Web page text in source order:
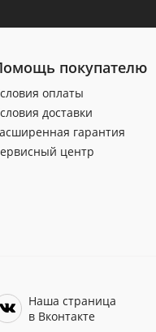
покупателю
оплаты
доставки
гарантия
центр
Наша страница
в Вконтакте